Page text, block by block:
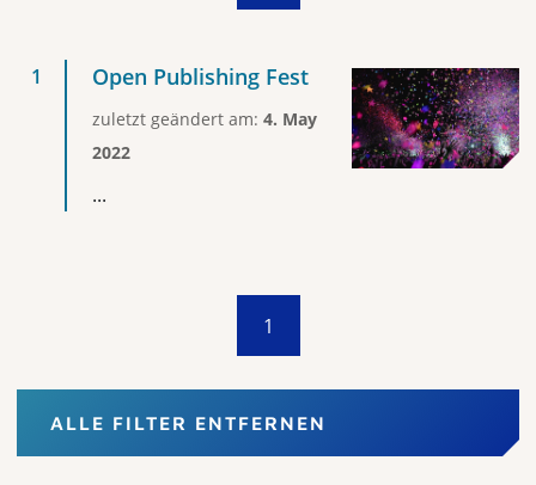
Open Publishing Fest
zuletzt geändert am: 4. May
2022
...
1
ALLE FILTER ENTFERNEN